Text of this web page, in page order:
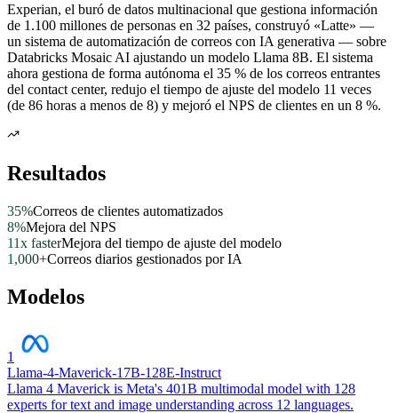
Experian, el buró de datos multinacional que gestiona información
de 1.100 millones de personas en 32 países, construyó «Latte» —
un sistema de automatización de correos con IA generativa — sobre
Databricks Mosaic AI ajustando un modelo Llama 8B. El sistema
ahora gestiona de forma autónoma el 35 % de los correos entrantes
del contact center, redujo el tiempo de ajuste del modelo 11 veces
(de 86 horas a menos de 8) y mejoró el NPS de clientes en un 8 %.
Resultados
35%Correos de clientes automatizados
8%Mejora del NPS
11x fasterMejora del tiempo de ajuste del modelo
1,000+Correos diarios gestionados por IA
Modelos
1
Llama-4-Maverick-17B-128E-Instruct
Llama 4 Maverick is Meta's 401B multimodal model with 128
experts for text and image understanding across 12 languages.